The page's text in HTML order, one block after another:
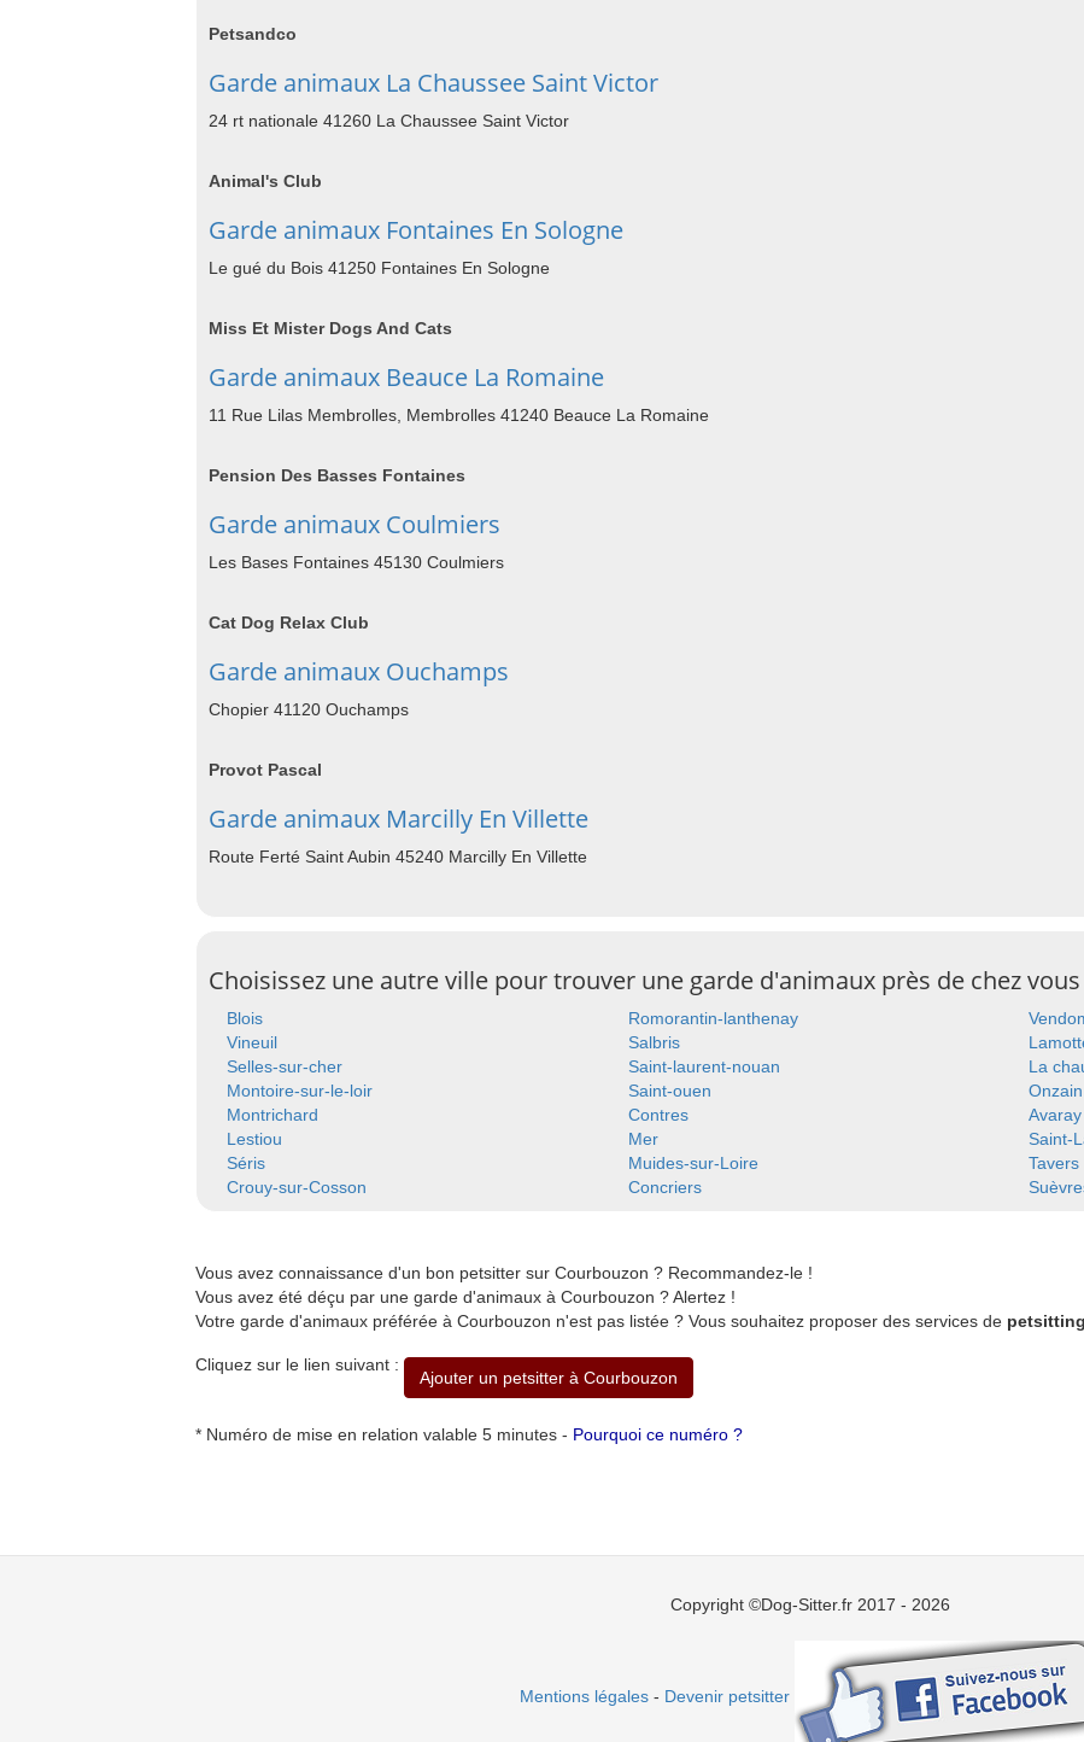
Petsandco
Garde animaux La Chaussee Saint Victor
24 rt nationale 41260 La Chaussee Saint Victor
Animal's Club
Garde animaux Fontaines En Sologne
Le gué du Bois 41250 Fontaines En Sologne
Miss Et Mister Dogs And Cats
Garde animaux Beauce La Romaine
11 Rue Lilas Membrolles, Membrolles 41240 Beauce La Romaine
Pension Des Basses Fontaines
Garde animaux Coulmiers
Les Bases Fontaines 45130 Coulmiers
Cat Dog Relax Club
Garde animaux Ouchamps
Chopier 41120 Ouchamps
Provot Pascal
Garde animaux Marcilly En Villette
Route Ferté Saint Aubin 45240 Marcilly En Villette
Choisissez une autre ville pour trouver une garde d'animaux près de chez vous
Blois Romorantin-lanthenay
Vineuil
Salbris
Selles-sur-cher
Saint-laurent-nouan
La
Montoire-sur-le-loir
Saint-ouen
Onzain
Montrichard
Contres
Avaray
Lestiou
Mer
Saint-
Séris
Muides-sur-Loire
Tavers
Crouy-sur-Cosson
Concriers
Vous avez connaissance d'un bon petsitter sur Courbouzon ? Recommandez-le !
Vous avez été déçu par une garde d'animaux à Courbouzon ? Alertez !
Votre garde d'animaux préférée à Courbouzon n'est pas listée ? Vous souhaitez proposer des services de
Cliquez sur le lien suivant :
Ajouter un petsitter à Courbouzon
* Numéro de mise en relation valable 5 minutes - Pourquoi ce numéro ?
Copyright ©Dog-Sitter.fr 2017 - 2026
Mentions légales- Devenir petsitter